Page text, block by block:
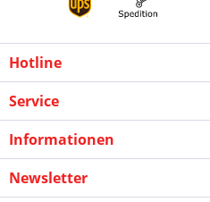
Hotline
Service
Informationen
Newsletter